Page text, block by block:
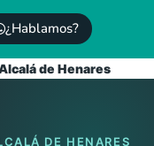
¿Hablamos?
de Henares
DE HENARES